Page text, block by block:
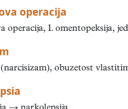
operacija
operacija, 1. omentopeksija,
obuzetost